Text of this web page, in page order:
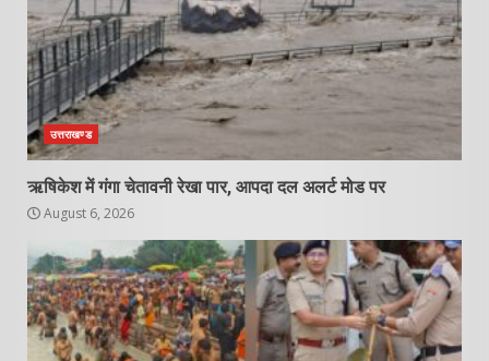
उत्तराखण्ड
ऋषिकेश में गंगा चेतावनी रेखा पार, आपदा दल अलर्ट मोड पर
August 6, 2026